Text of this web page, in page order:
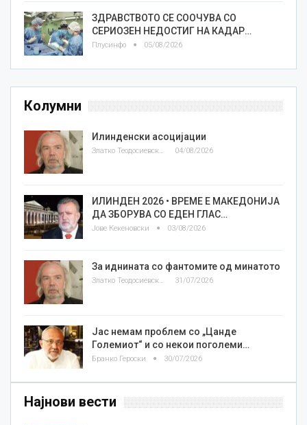
ЗДРАВСТВОТО СЕ СООЧУВА СО
СЕРИОЗЕН НЕДОСТИГ НА КАДАР…
Плусинфо 05/08/2026
Колумни
Илинденски асоцијации
Златко Теодосиевски 04/08/2026
ИЛИНДЕН 2026 • ВРЕМЕ Е МАКЕДОНИЈА
ДА ЗБОРУВА СО ЕДЕН ГЛАС…
Јове Кекеновски 03/08/2026
За иднината со фантомите од минатото
Златко Теодосиевски 31/07/2026
Јас немам проблем со „Цанде
Големиот“ и со некои поголеми…
Бранко Героски 30/07/2026
Најнови вести